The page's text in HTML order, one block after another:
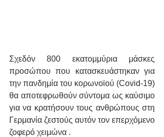
Σχεδόν 800 εκατομμύρια μάσκες
προσώπου που κατασκευάστηκαν για
την πανδημία του κορωνοϊού (Covid-19)
θα αποτεφρωθούν σύντομα ως καύσιμο
για να κρατήσουν τους ανθρώπους στη
Γερμανία ζεστούς αυτόν τον επερχόμενο
ζοφερό χειμώνα .